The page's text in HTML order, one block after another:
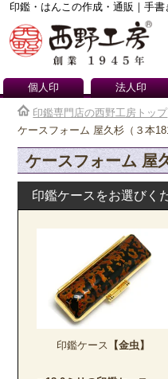
印鑑・はんこの作成・通販｜手
個人印 法人印
印鑑専門店の西野工房トップ
ケースフォーム 屋久杉（３本
ケースフォーム 屋
印鑑ケースをお選びく
印鑑ケース 【金虫】